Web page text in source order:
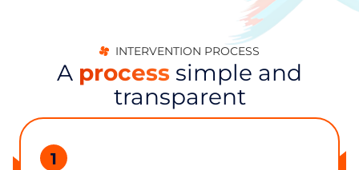
INTERVENTION PROCESS
A process simple and
transparent
1